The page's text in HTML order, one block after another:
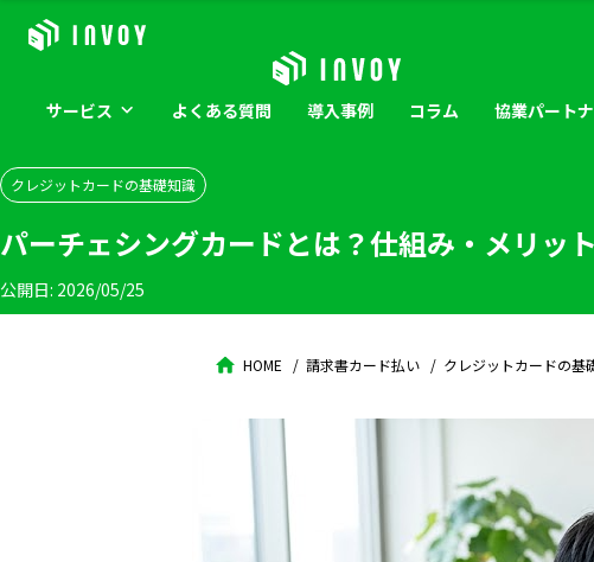
サービス よくある質問 導入事例 コラム 協業パート
クレジットカードの基礎知識
パーチェシングカードとは？仕組み・メリッ
公開日: 2026/05/25
HOME 請求書カード払い クレジットカードの基